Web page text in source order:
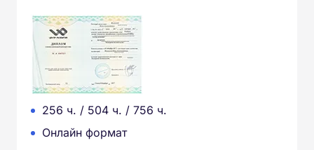
256 ч. / 504 ч. / 756 ч.
Онлайн формат